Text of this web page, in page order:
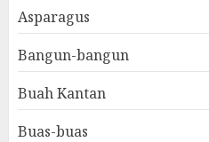
Asparagus
Bangun-bangun
Buah Kantan
Buas-buas